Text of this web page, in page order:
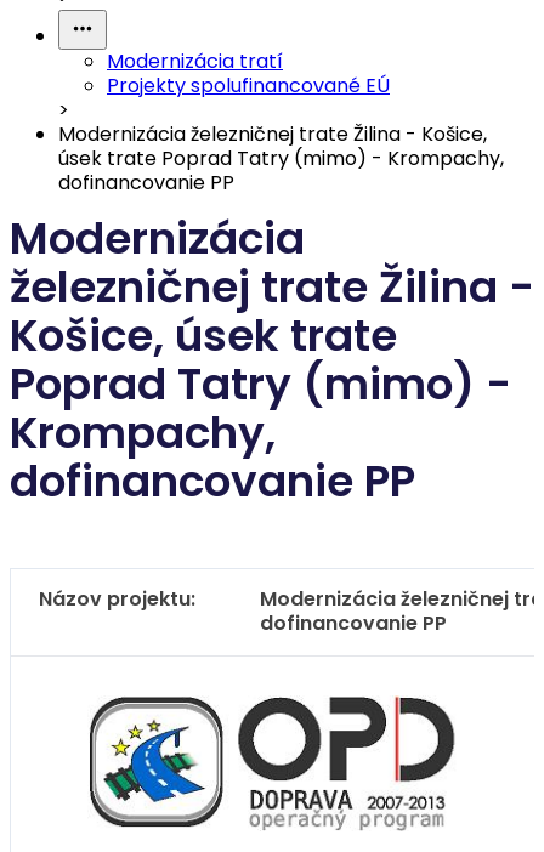
Modernizácia tratí
Projekty spolufinancované EÚ
>
Modernizácia železničnej trate Žilina - Košice,
úsek trate Poprad Tatry (mimo) - Krompachy,
dofinancovanie PP
Modernizácia
železničnej trate Žilina -
Košice, úsek trate
Poprad Tatry (mimo) -
Krompachy,
dofinancovanie PP
Názov projektu:
Modernizácia železničnej
dofinancovanie PP